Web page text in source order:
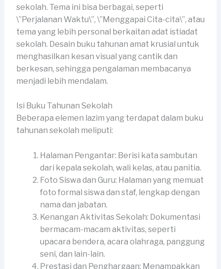
sekolah. Tema ini bisa berbagai, seperti
\”Perjalanan Waktu\”, \”Menggapai Cita-cita\”, atau
tema yang lebih personal berkaitan adat istiadat
sekolah. Desain buku tahunan amat krusial untuk
menghasilkan kesan visual yang cantik dan
berkesan, sehingga pengalaman membacanya
menjadi lebih mendalam.
Isi Buku Tahunan Sekolah
Beberapa elemen lazim yang terdapat dalam buku
tahunan sekolah meliputi:
Halaman Pengantar: Berisi kata sambutan
dari kepala sekolah, wali kelas, atau panitia.
Foto Siswa dan Guru: Halaman yang memuat
foto formal siswa dan staf, lengkap dengan
nama dan jabatan.
Kenangan Aktivitas Sekolah: Dokumentasi
bermacam-macam aktivitas, seperti
upacara bendera, acara olahraga, panggung
seni, dan lain-lain.
Prestasi dan Penghargaan: Menampakkan